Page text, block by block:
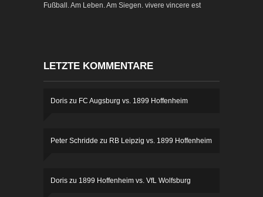
Fußball. Am Leben. Am Siegen. vivere vincere est
LETZTE KOMMENTARE
Doris zu FC Augsburg vs. 1899 Hoffenheim
Peter Schridde zu RB Leipzig vs. 1899 Hoffenheim
Doris zu 1899 Hoffenheim vs. VfL Wolfsburg